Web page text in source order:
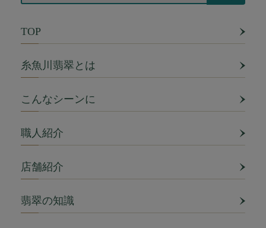
TOP
糸魚川翡翠とは
こんなシーンに
職人紹介
店舗紹介
翡翠の知識